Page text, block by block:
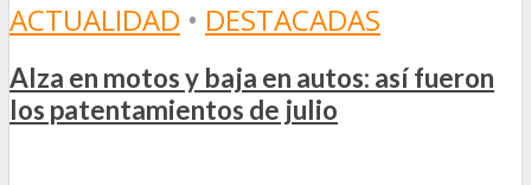
ACTUALIDAD • DESTACADAS
Alza en motos y baja en autos: así fueron
los patentamientos de julio